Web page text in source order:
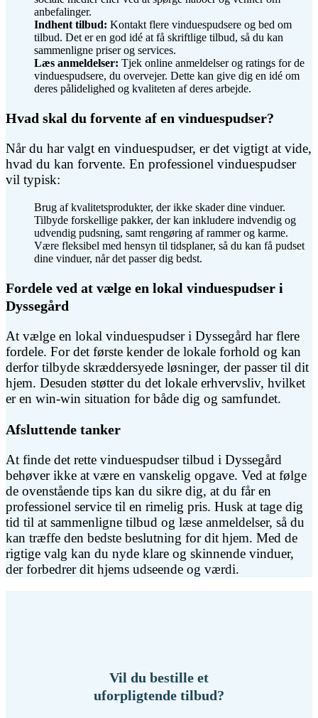
anbefalinger.
Indhent tilbud: Kontakt flere vinduespudsere og bed om
tilbud. Det er en god idé at få skriftlige tilbud, så du kan
sammenligne priser og services.
Læs anmeldelser: Tjek online anmeldelser og ratings for de
vinduespudsere, du overvejer. Dette kan give dig en idé om
deres pålidelighed og kvaliteten af deres arbejde.
Hvad skal du forvente af en vinduespudser?
Når du har valgt en vinduespudser, er det vigtigt at vide,
hvad du kan forvente. En professionel vinduespudser
vil typisk:
Brug af kvalitetsprodukter, der ikke skader dine vinduer.
Tilbyde forskellige pakker, der kan inkludere indvendig og
udvendig pudsning, samt rengøring af rammer og karme.
Være fleksibel med hensyn til tidsplaner, så du kan få pudset
dine vinduer, når det passer dig bedst.
Fordele ved at vælge en lokal vinduespudser i
Dyssegård
At vælge en lokal vinduespudser i Dyssegård har flere
fordele. For det første kender de lokale forhold og kan
derfor tilbyde skræddersyede løsninger, der passer til dit
hjem. Desuden støtter du det lokale erhvervsliv, hvilket
er en win-win situation for både dig og samfundet.
Afsluttende tanker
At finde det rette vinduespudser tilbud i Dyssegård
behøver ikke at være en vanskelig opgave. Ved at følge
de ovenstående tips kan du sikre dig, at du får en
professionel service til en rimelig pris. Husk at tage dig
tid til at sammenligne tilbud og læse anmeldelser, så du
kan træffe den bedste beslutning for dit hjem. Med de
rigtige valg kan du nyde klare og skinnende vinduer,
der forbedrer dit hjems udseende og værdi.
Vil du bestille et
uforpligtende tilbud?